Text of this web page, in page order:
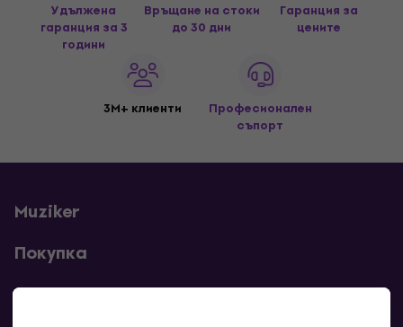
Удължена
гаранция за 3
години
Връщане на стоки
до 30 дни
Гаранция за
цените
3M+ клиенти
Професионален
съпорт
Muziker
Покупка
Полезни линкове